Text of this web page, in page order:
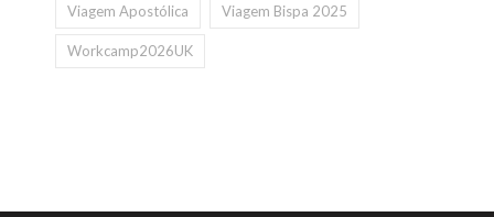
Viagem Apostólica Viagem Bispa 2025
Workcamp2026UK